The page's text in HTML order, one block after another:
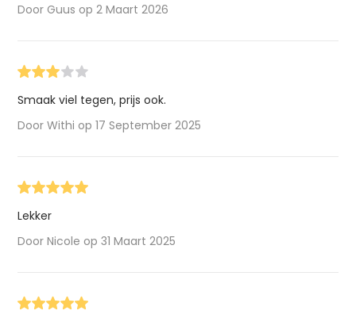
Door Guus op 2 Maart 2026
Smaak viel tegen, prijs ook.
Door Withi op 17 September 2025
Lekker
Door Nicole op 31 Maart 2025